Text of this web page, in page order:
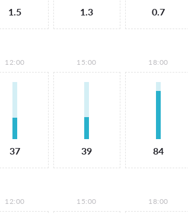
1.5 1.3 0.7
12:00
37
15:00
39
18:00
84
12:00 15:00 18:00